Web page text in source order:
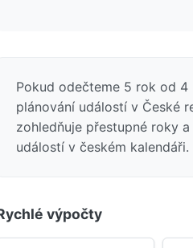
Pokud odečteme 5 rok od 4
plánování událostí v České
zohledňuje přestupné roky
událostí v českém kalendáři.
výpočty